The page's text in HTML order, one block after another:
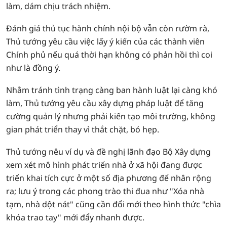
làm, dám chịu trách nhiệm.
Đánh giá thủ tục hành chính nội bộ vẫn còn rườm rà,
Thủ tướng yêu cầu việc lấy ý kiến của các thành viên
Chính phủ nếu quá thời hạn không có phản hồi thì coi
như là đồng ý.
Nhằm tránh tình trạng càng ban hành luật lại càng khó
làm, Thủ tướng yêu cầu xây dựng pháp luật để tăng
cường quản lý nhưng phải kiến tạo môi trường, không
gian phát triển thay vì thắt chặt, bó hẹp.
Thủ tướng nêu ví dụ và đề nghị lãnh đạo Bộ Xây dựng
xem xét mô hình phát triển nhà ở xã hội đang được
triển khai tích cực ở một số địa phương để nhân rộng
ra; lưu ý trong các phong trào thi đua như "Xóa nhà
tạm, nhà dột nát" cũng cần đổi mới theo hình thức "chìa
khóa trao tay" mới đẩy nhanh được.